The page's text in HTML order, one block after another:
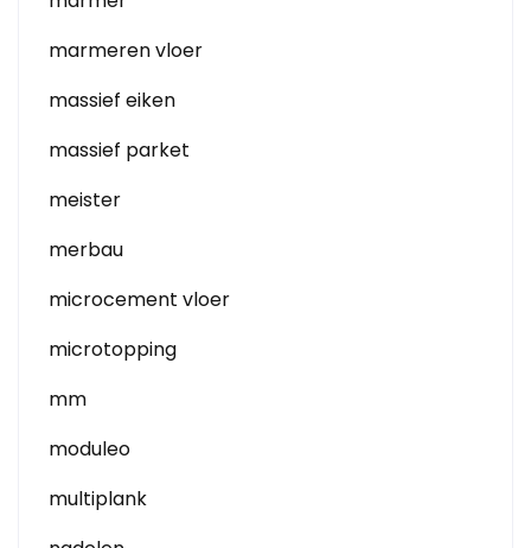
marmeren vloer
massief eiken
massief parket
meister
merbau
microcement vloer
microtopping
mm
moduleo
multiplank